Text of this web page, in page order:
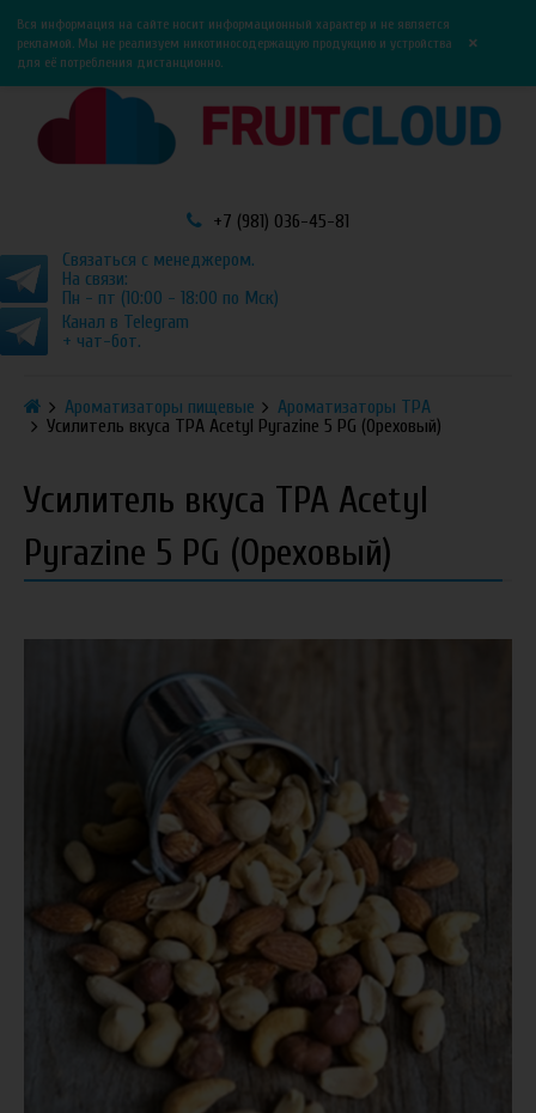
0
Вся информация на сайте носит информационный характер и не является
рекламой. Мы не реализуем никотиносодержащую продукцию и устройства
для её потребления дистанционно.
×
+7 (981) 036-45-81
Связаться с менеджером.
На связи:
Пн - пт (10:00 - 18:00 по Мск)
Канал в Telegram
+ чат-бот.
Ароматизаторы пищевые
Ароматизаторы TPA
Усилитель вкуса TPA Acetyl Pyrazine 5 PG (Ореховый)
Усилитель вкуса TPA Acetyl
Pyrazine 5 PG (Ореховый)